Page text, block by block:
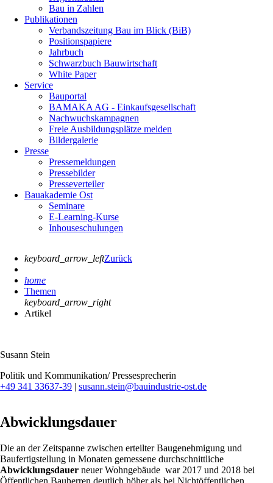
Bau in Zahlen
Publikationen
Verbandszeitung Bau im Blick (BiB)
Positionspapiere
Jahrbuch
Schwarzbuch Bauwirtschaft
White Paper
Service
Bauportal
BAMAKA AG - Einkaufsgesellschaft
Nachwuchskampagnen
Freie Ausbildungsplätze melden
Bildergalerie
Presse
Pressemeldungen
Pressebilder
Presseverteiler
Bauakademie Ost
Seminare
E-Learning-Kurse
Inhouseschulungen
keyboard_arrow_leftZurück
home
Themen
keyboard_arrow_right
Artikel
Susann Stein
Politik und Kommunikation/ Pressesprecherin
+49 341 33637-39 | susann.stein@bauindustrie-ost.de
Abwicklungsdauer
Die an der Zeitspanne zwischen erteilter Baugenehmigung und
Baufertigstellung in Monaten gemessene durchschnittliche
Abwicklungsdauer neuer Wohngebäude war 2017 und 2018 bei
Öffentlichen Bauherren deutlich höher als bei Nichtöffentlichen